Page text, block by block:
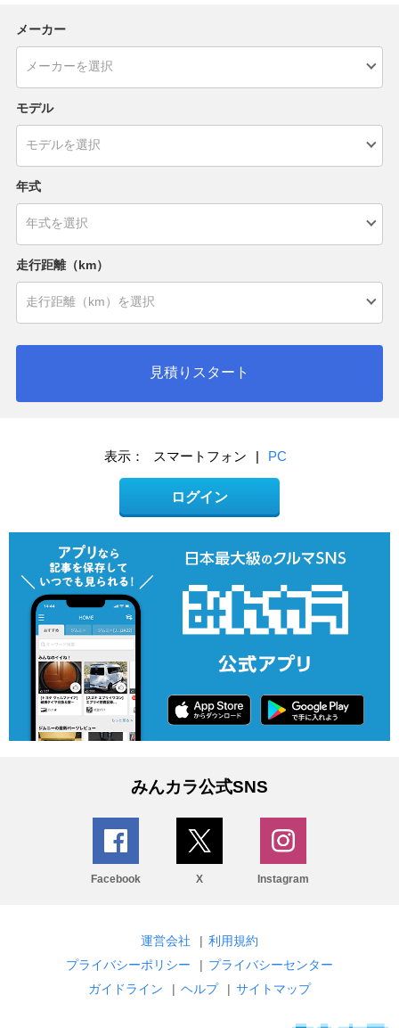
メーカー
モデル
年式
走行距離（km）
見積りスタート
表示： スマートフォン | PC
ログイン
みんカラ公式SNS
Facebook X Instagram
運営会社 | 利用規約
プライバシーポリシー
| プライバシーセンター
ガイドライン
| ヘルプ | サイトマップ